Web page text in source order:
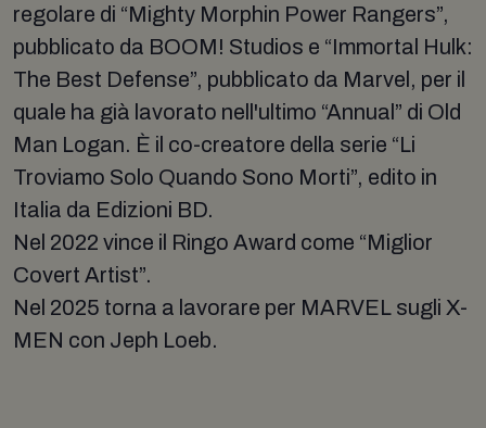
regolare di “Mighty Morphin Power Rangers”,
pubblicato da BOOM! Studios e “Immortal Hulk:
The Best Defense”, pubblicato da Marvel, per il
quale ha già lavorato nell'ultimo “Annual” di Old
Man Logan. È il co-creatore della serie “Li
Troviamo Solo Quando Sono Morti”, edito in
Italia da Edizioni BD.
Nel 2022 vince il Ringo Award come “Miglior
Covert Artist”.
Nel 2025 torna a lavorare per MARVEL sugli X-
MEN con Jeph Loeb.